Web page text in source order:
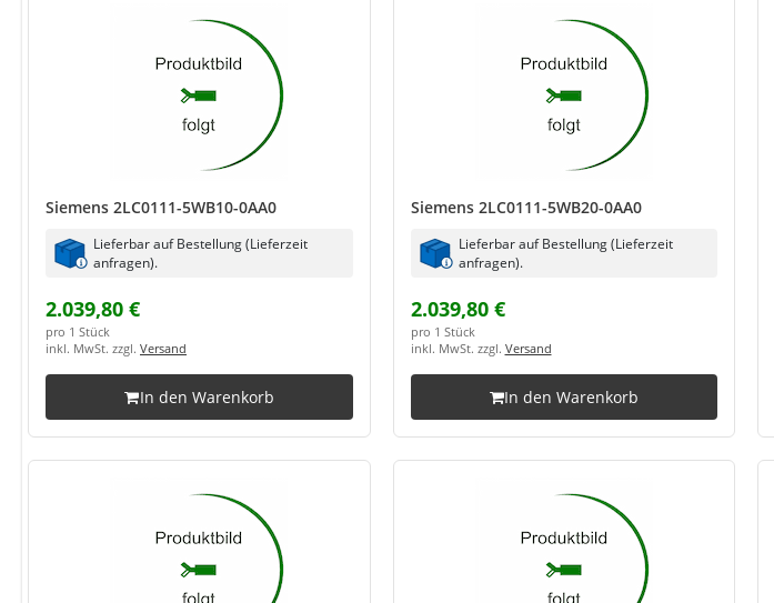
Siemens 2LC0111-5WB10-0AA0
Lieferbar auf Bestellung (Lieferzeit
anfragen).
2.039,80 €
pro 1 Stück
inkl. MwSt. zzgl. Versand
In den Warenkorb
Siemens 2LC0111-5WB20-0AA0
Lieferbar auf Bestellung (Lieferzeit
anfragen).
2.039,80 €
pro 1 Stück
inkl. MwSt. zzgl. Versand
In den Warenkorb